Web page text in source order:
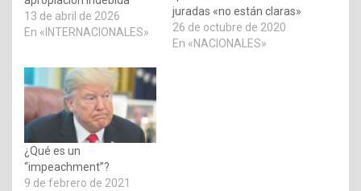
13 de abril de 2026
En «INTERNACIONALES»
juradas «no están claras»
26 de octubre de 2020
En «NACIONALES»
¿Qué es un
“impeachment”?
9 de febrero de 2021